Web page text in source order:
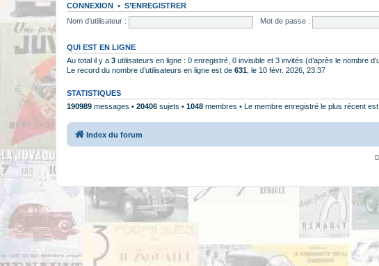
CONNEXION • S’ENREGISTRER
Nom d’utilisateur :
Mot de passe :
QUI EST EN LIGNE
Au total il y a 3 utilisateurs en ligne : 0 enregistré, 0 invisible et 3 invités (d’après le nombre
Le record du nombre d’utilisateurs en ligne est de 631 , le 10 févr. 2026, 23:37
STATISTIQUES
190989 messages • 20406 sujets • 1048 membres • Le membre enregistré le plus récent est
Index du forum